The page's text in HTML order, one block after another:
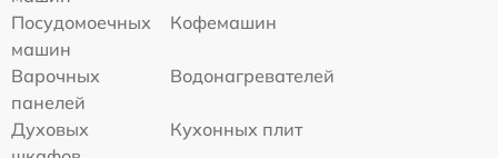
Посудомоечных
машин
Кофемашин
Варочных
панелей
Водонагревателей
Духовых
Кухонных плит